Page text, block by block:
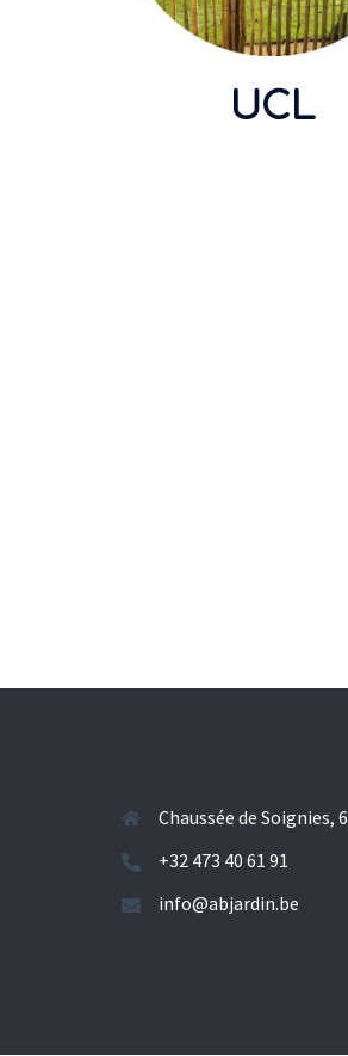
UCL
Chaussée de Soignies,
+32 473 40 61 91
info@abjardin.be